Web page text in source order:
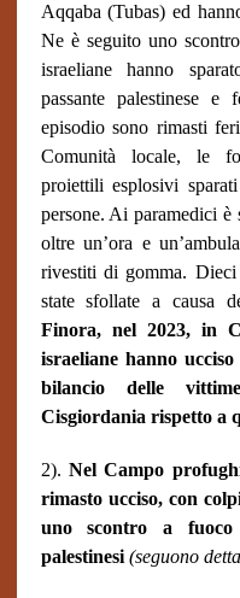
Aqqaba (Tubas) ed
Ne è seguito uno
israeliane hanno
passante palestinese e
episodio sono rimasti
Comunità locale, le
proiettili esplosivi
persone. Ai paramedici
oltre un’ora e
rivestiti di gomma.
state sfollate a causa
Finora, nel 2023, in
israeliane hanno
bilancio delle
Cisgiordania rispetto a
2). Nel Campo
rimasto ucciso, con
uno scontro a
palestinesi (seguono